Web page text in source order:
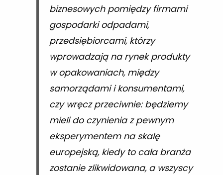
biznesowych pomiędzy firmami
gospodarki odpadami,
przedsiębiorcami, którzy
wprowadzają na rynek produkty
w opakowaniach, między
samorządami i konsumentami,
czy wręcz przeciwnie: będziemy
mieli do czynienia z pewnym
eksperymentem na skalę
europejską, kiedy to cała branża
zostanie zlikwidowana, a wszyscy